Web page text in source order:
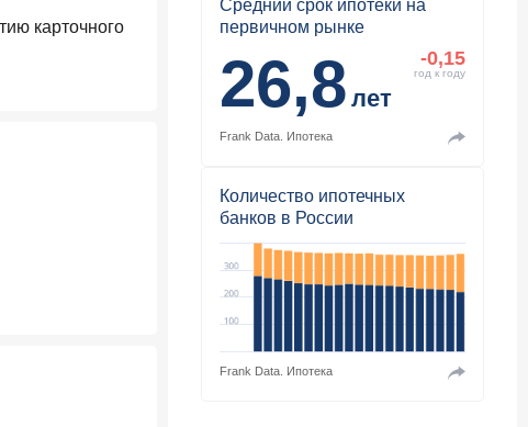
карточного
Средний срок ипотеки на
первичном рынке
26,8 лет
-0,15
год к году
Frank Data. Ипотека
Количество ипотечных
банков в России
Frank Data. Ипотека